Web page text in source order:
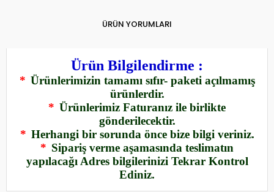
ÜRÜN YORUMLARI
Ürün Bilgilendirme :
* Ürünlerimizin tamamı sıfır- paketi açılmamış
ürünlerdir.
* Ürünlerimiz Faturanız ile birlikte
gönderilecektir.
* Herhangi bir sorunda önce bize bilgi veriniz.
* Sipariş verme aşamasında teslimatın
yapılacağı Adres bilgilerinizi Tekrar Kontrol
Ediniz.